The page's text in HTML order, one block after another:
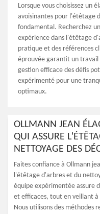
Lorsque vous choisissez un
avoisinantes pour l'étêtage
fondamental. Recherchez
expérience dans l'étêtage
pratique et des références
éprouvée garantit un
gestion efficace des défis
expérimenté pour une
optimaux.
OLLMANN JEAN
QUI ASSURE
NETTOYAGE DES
Faites confiance à Ollmann
l'étêtage d'arbres et du
équipe expérimentée assure
et efficaces, tout en veillant
Nous utilisons des méthodes